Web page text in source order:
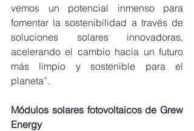
vemos un potencial inmenso para
fomentar la sostenibilidad a través de
soluciones solares innovadoras,
acelerando el cambio hacia un futuro
más limpio y sostenible para el
planeta”.
Módulos solares fotovoltaicos de Grew
Energy